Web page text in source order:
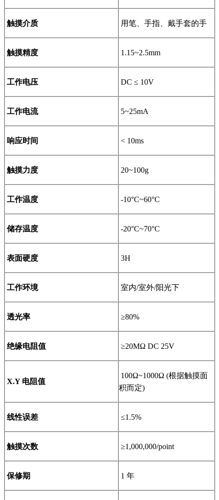
触摸介质 用笔、手指、戴手套的手
触摸精度 1.15~2.5mm
工作电压 DC ≤ 10V
工作电流 5~25mA
响应时间 < 10ms
触摸力度 20~100g
工作温度 -10°C~60°C
储存温度 -20°C~70°C
表面硬度 3H
工作环境 室内/室外/阳光下
透光率 ≥80%
绝缘电阻值 ≥20MΩ DC 25V
X.Y 电阻值
100Ω~1000Ω (根据触摸面
积而定)
线性误差 ≤1.5%
触摸次数 ≥1,000,000/point
保修期 1年